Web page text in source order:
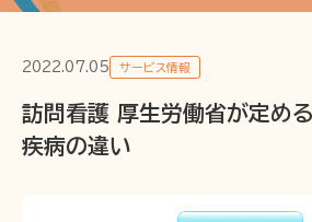
2022.07.05 サービス情報
訪問看護 厚生労働省が定め
疾病の違い